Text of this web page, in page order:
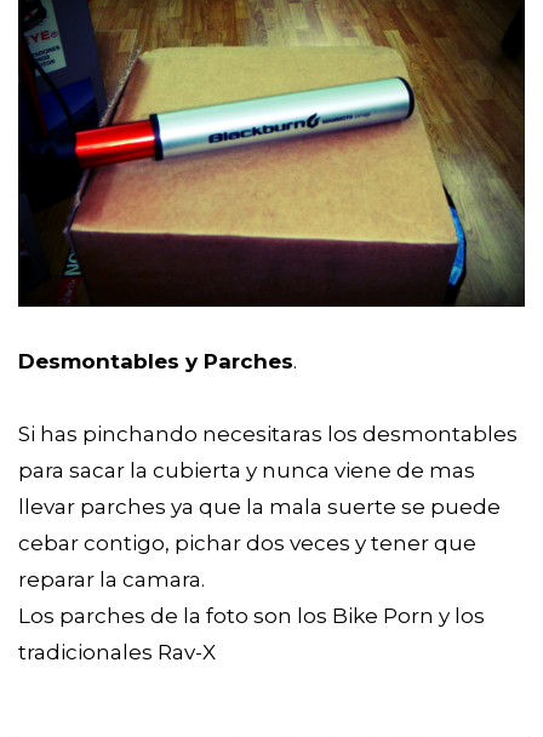
Desmontables y Parches.
Si has pinchando necesitaras los desmontables
para sacar la cubierta y nunca viene de mas
llevar parches ya que la mala suerte se puede
cebar contigo, pichar dos veces y tener que
reparar la camara.
Los parches de la foto son los Bike Porn y los
tradicionales Rav-X